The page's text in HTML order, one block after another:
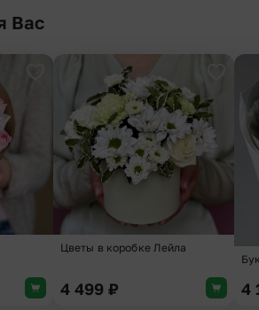
Вас
Добавить в избранное
Цветы в коробке Лейла
4 499 ₽ 4